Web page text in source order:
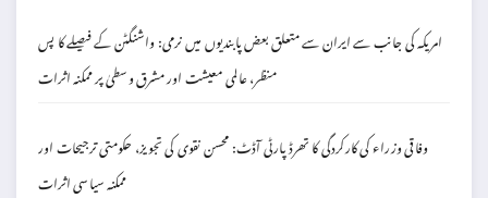
امریکہ کی جانب سے ایران سے متعلق بعض پابندیوں میں نرمی: واشنگٹن کے فیصلے کا پس
منظر، عالمی معیشت اور مشرق وسطیٰ پر ممکنہ اثرات
وفاقی وزراء کی کارکردگی کا تھرڈ پارٹی آڈٹ: محسن نقوی کی تجویز، حکومتی ترجیحات اور
ممکنہ سیاسی اثرات